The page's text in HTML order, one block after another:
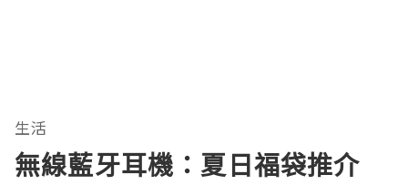
生活
無線藍牙耳機：夏日福袋推介